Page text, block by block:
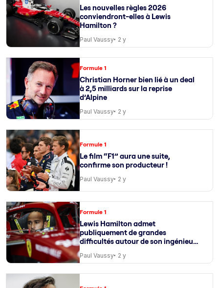
Les nouvelles règles 2026
conviendront-elles à Lewis
Hamilton ?
Paul Vaussy 2 y
Formule 1
Christian Horner bien lié à un deal
à 2,5 milliards sur la reprise
d’Alpine
Paul Vaussy 2 y
Formule 1
Le film “F1” aura une suite,
confirme son producteur !
Paul Vaussy 2 y
Formule 1
Lewis Hamilton admet
publiquement de grandes
difficultés autour de son ingénieur
Paul Vaussy 2 y